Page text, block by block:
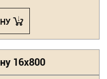
16х800